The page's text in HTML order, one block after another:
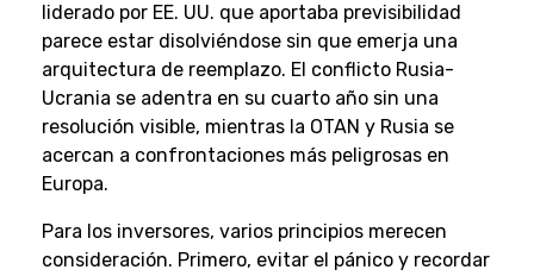
liderado por EE. UU. que aportaba previsibilidad
parece estar disolviéndose sin que emerja una
arquitectura de reemplazo. El conflicto Rusia-
Ucrania se adentra en su cuarto año sin una
resolución visible, mientras la OTAN y Rusia se
acercan a confrontaciones más peligrosas en
Europa.
Para los inversores, varios principios merecen
consideración. Primero, evitar el pánico y recordar